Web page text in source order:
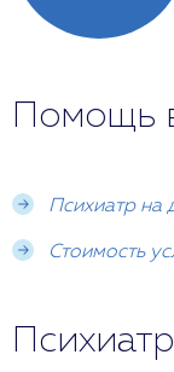
Помощь
Психиатр на
Стоимость